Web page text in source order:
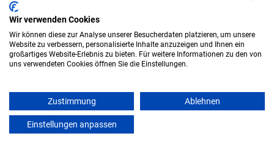
Freie Plätze: 1
Wir verwenden Cookies
Wir können diese zur Analyse unserer Besucherdaten platzieren, um unsere
Website zu verbessern, personalisierte Inhalte anzuzeigen und Ihnen ein
großartiges Website-Erlebnis zu bieten. Für weitere Informationen zu den von
uns verwendeten Cookies öffnen Sie die Einstellungen.
Zustimmung Ablehnen
Einstellungen anpassen